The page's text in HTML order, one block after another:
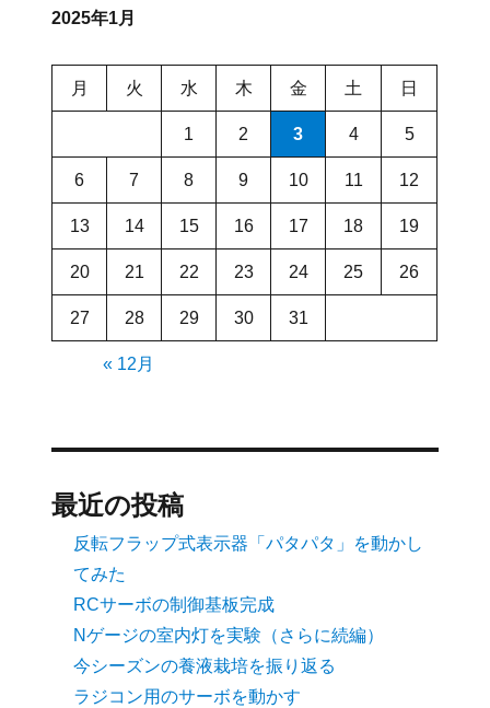
2025年1月
月 火 水 木 金 土 日
1 2 3 4 5
6 7 8 9 10 11 12
13 14 15 16 17 18 19
20 21 22 23 24 25 26
27 28 29 30 31
« 12月
最近の投稿
反転フラップ式表示器「パタパタ」を動かし
てみた
RCサーボの制御基板完成
Nゲージの室内灯を実験（さらに続編）
今シーズンの養液栽培を振り返る
ラジコン用のサーボを動かす